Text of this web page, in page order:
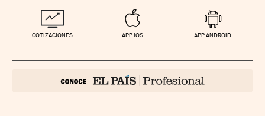
COTIZACIONES APP IOS APP ANDROID